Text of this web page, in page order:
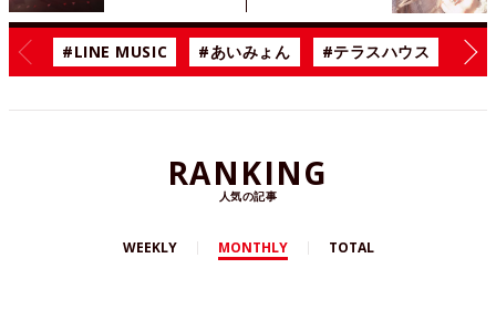
#LINE MUSIC #あいみょん #テラスハウス #漫
RANKING
人気の記事
WEEKLY MONTHLY TOTAL